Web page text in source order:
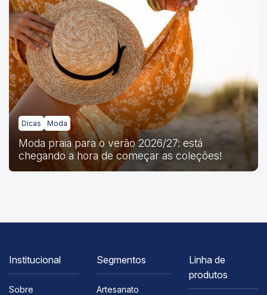
Dicas Moda
Moda praia para o verão 2026/27: está
chegando a hora de começar as coleções!
Institucional
Sobre
Segmentos
Artesanato
Linha de
produtos